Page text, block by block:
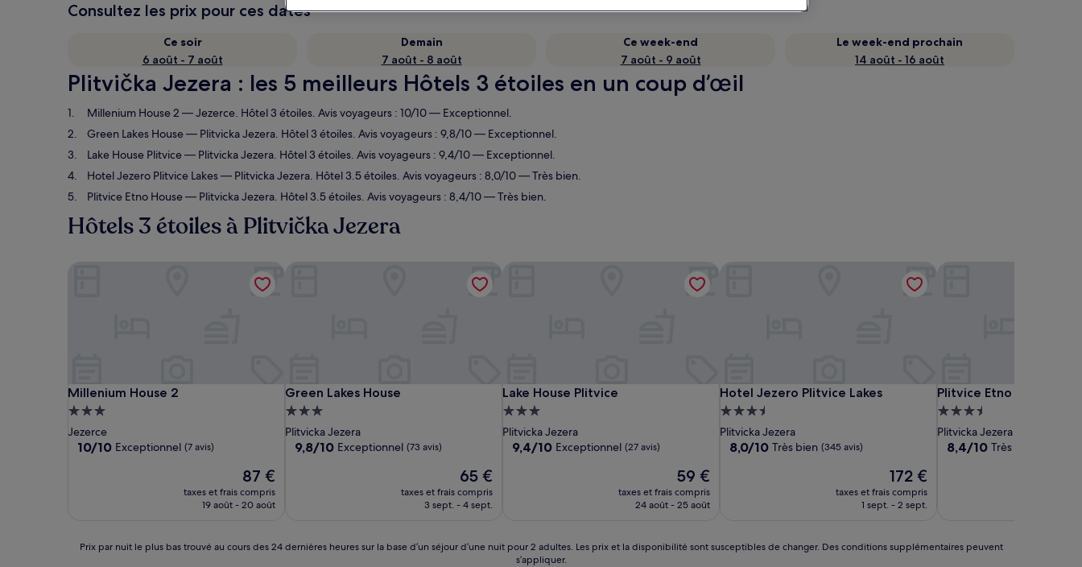
Consultez les prix pour ces dates
Ce soir
6 août - 7 août
Demain
7 août - 8 août
Ce week-end
7 août - 9 août
Le week-end prochain
14 août - 16 août
Plitvička Jezera : les 5 meilleurs Hôtels 3 étoiles en un coup d’œil
Millenium House 2 — Jezerce. Hôtel 3 étoiles. Avis voyageurs : 10/10 — Exceptionnel.
Green Lakes House— Plitvicka Jezera. Hôtel 3 étoiles. Avis voyageurs : 9,8/10 — Exceptionnel.
Lake House Plitvice— Plitvicka Jezera. Hôtel 3 étoiles. Avis voyageurs : 9,4/10 — Exceptionnel.
Hotel Jezero Plitvice Lakes— Plitvicka Jezera. Hôtel 3.5 étoiles. Avis voyageurs : 8,0/10 — Très bien.
Plitvice Etno House— Plitvicka Jezera. Hôtel 3.5 étoiles. Avis voyageurs : 8,4/10 — Très bien.
Hôtels 3 étoiles à Plitvička Jezera
Millenium House 2
Millenium House 2
Hébergement
3.0 étoiles
Jezerce
10.0
10/10 Exceptionnel (7 avis)
Le
nouveau
prix
87 €
87 €
taxes et frais compris
19 août - 20 août
Green Lakes House
Green Lakes House
Hébergement
3.0 étoiles
Plitvicka Jezera
9.8
9,8/10 Exceptionnel (73 avis)
Le
nouveau
prix
65 €
65 €
taxes et frais compris
3 sept. - 4 sept.
Lake House Plitvice
Lake House Plitvice
Hébergement
3.0 étoiles
Plitvicka Jezera
9.4
9,4/10 Exceptionnel (27 avis)
Le
nouveau
prix
59 €
59 €
taxes et frais compris
24 août - 25 août
Hotel Jezero Plitvice Lakes
Hotel Jezero Plitvice Lakes
Hébergement
3.5 étoiles
Plitvicka Jezera
8.0
8,0/10 Très bien (345 avis)
Le
nouveau
prix
172 €
172 €
taxes et frais compris
1 sept. - 2 sept.
Plitvice Etno House
Plitvice Etno House
Hébergement
3.5 étoiles
Plitvicka Jezera
8.4
8,4/10 Très bien
PrixPrix par nuit le plus bas trouvé au cours des 24 dernières heures sur la base d’un séjour d’une nuit pour 2 adultes. Les prix et la disponibilité sont susceptibles de changer. Des conditions supplémentaires peuvent
s’appliquer.